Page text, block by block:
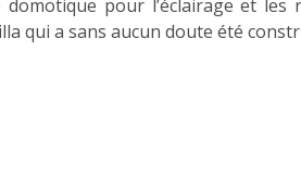
pour l’éclairage et les
qui a sans aucun doute été